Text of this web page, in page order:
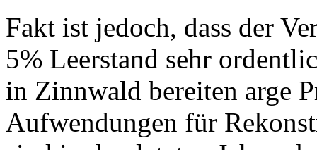
Fakt ist jedoch, dass der
5% Leerstand sehr
in Zinnwald bereiten arge
Aufwendungen für